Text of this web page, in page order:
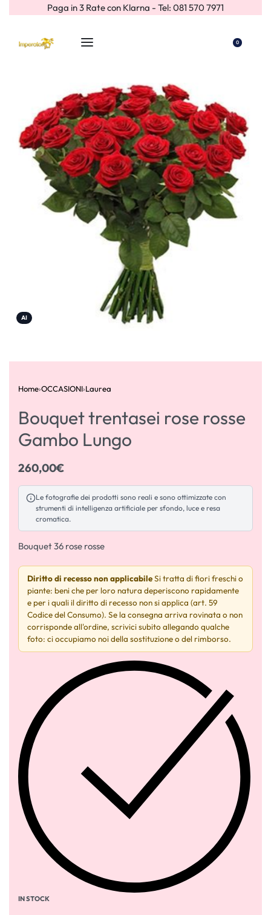
Paga in 3 Rate con Klarna - Tel: 081 570 7971
0
AI
Home›OCCASIONI›Laurea
Bouquet trentasei rose rosse
Gambo Lungo
260,00€
Le fotografie dei prodotti sono reali e sono ottimizzate con
strumenti di intelligenza artificiale per sfondo, luce e resa
cromatica.
Bouquet 36 rose rosse
Diritto di recesso non applicabileSi tratta di fiori freschi o
piante: beni che per loro natura deperiscono rapidamente
e per i quali il diritto di recesso non si applica (art. 59
Codice del Consumo). Se la consegna arriva rovinata o non
corrisponde all'ordine, scrivici subito allegando qualche
foto: ci occupiamo noi della sostituzione o del rimborso.
IN STOCK